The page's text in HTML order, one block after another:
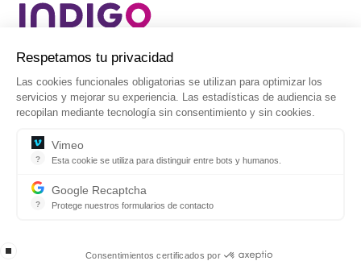
Líder mundial en aparcamientos, movilidad
individual y servicios urbanos.
Aviso LegalCondiciones de usoPolítica de privacidad
privacidad
obligatorias se utilizan para optimizar los
su experiencia. Las estadísticas de audiencia se
tecnología sin consentimiento y sin cookies.
se utiliza para distinguir entre bots y humanos.
formularios de contacto
certificados por